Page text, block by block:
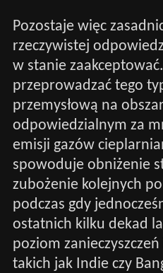
Pozostaje więc
rzeczywistej
w stanie
przeprowadzać tego
przemysłową na
odpowiedzialnym za
emisji gazów
spowoduje obniżenie
zubożenie kolejnych
podczas gdy
ostatnich kilku dekad
poziom
takich jak Indie czy